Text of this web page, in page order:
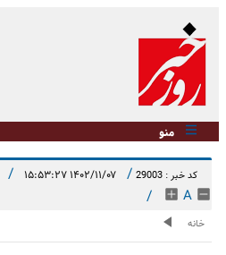
منو
کد خبر : 29003 / ۱۴۰۲/۱۱/۰۷ ۱۵:۵۳:۲۷ /
A
/
خانه